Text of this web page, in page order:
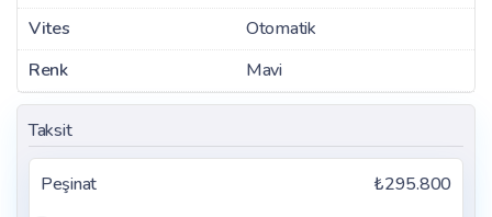
Vites
Otomatik
Renk
Mavi
Taksit
Peşinat ₺295.800